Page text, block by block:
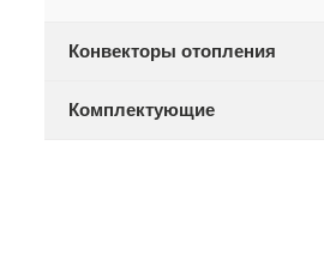
Конвекторы отопления
Комплектующие